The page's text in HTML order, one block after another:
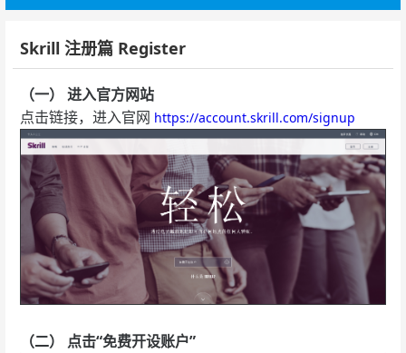
Skrill 注册篇 Register
（一） 进入官方网站
点击链接，进入官网 https://account.skrill.com/signup
（二） 点击“免费开设账户”